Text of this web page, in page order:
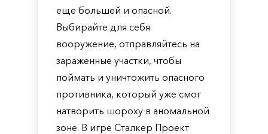
еще большей и опасной.
Выбирайте для себя
вооружение, отправляйтесь на
зараженные участки, чтобы
поймать и уничтожить опасного
противника, который уже смог
натворить шороху в аномальной
зоне. В игре Сталкер Проект